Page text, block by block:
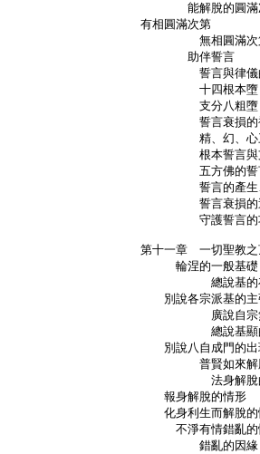
能解脫的圓滿
有相圓滿次第
無相圓滿次
助伴誓言
誓言與律儀的
十四根本墮
支分八粗墮
誓言衰損的補
精、幻、心三
根本誓言與支
五方佛的誓
誓言的產生、
誓言衰損的
守護誓言的功
第十一章 一切聖教之
輪涅的一般基礎
總說基的存
別說各宗派基的主
廣說自宗無
總說基顯的
別說八自成門的出
普賢如來解脫
法身解脫的
報身解脫的情形
化身利生而解脫的
不淨有情錯亂的
錯亂的因緣